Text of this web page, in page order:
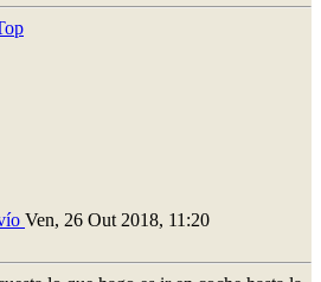
Ven, 26 Out 2018, 11:20